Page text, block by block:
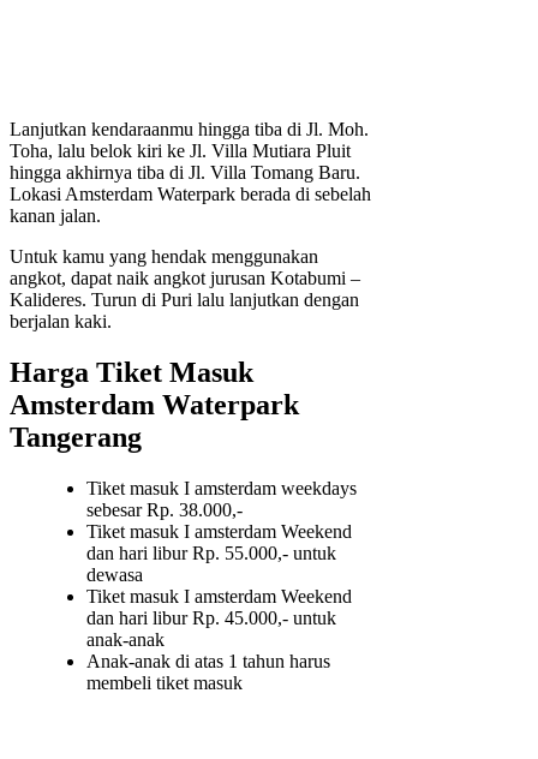
Lanjutkan kendaraanmu hingga tiba di Jl. Moh.
Toha, lalu belok kiri ke Jl. Villa Mutiara Pluit
hingga akhirnya tiba di Jl. Villa Tomang Baru.
Lokasi Amsterdam Waterpark berada di sebelah
kanan jalan.
Untuk kamu yang hendak menggunakan
angkot, dapat naik angkot jurusan Kotabumi –
Kalideres. Turun di Puri lalu lanjutkan dengan
berjalan kaki.
Harga Tiket Masuk
Amsterdam Waterpark
Tangerang
Tiket masuk I amsterdam weekdays
sebesar Rp. 38.000,-
Tiket masuk I amsterdam Weekend
dan hari libur Rp. 55.000,- untuk
dewasa
Tiket masuk I amsterdam Weekend
dan hari libur Rp. 45.000,- untuk
anak-anak
Anak-anak di atas 1 tahun harus
membeli tiket masuk